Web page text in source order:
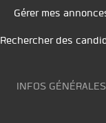
Gérer mes
Rechercher des
INFOS GÉNÉRALES